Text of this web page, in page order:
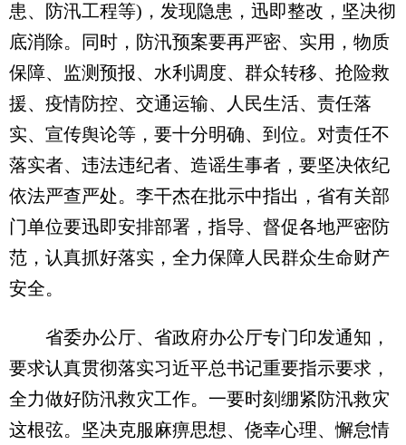
患、防汛工程等)，发现隐患，迅即整改，坚决彻
底消除。同时，防汛预案要再严密、实用，物质
保障、监测预报、水利调度、群众转移、抢险救
援、疫情防控、交通运输、人民生活、责任落
实、宣传舆论等，要十分明确、到位。对责任不
落实者、违法违纪者、造谣生事者，要坚决依纪
依法严查严处。李干杰在批示中指出，省有关部
门单位要迅即安排部署，指导、督促各地严密防
范，认真抓好落实，全力保障人民群众生命财产
安全。
省委办公厅、省政府办公厅专门印发通知，
要求认真贯彻落实习近平总书记重要指示要求，
全力做好防汛救灾工作。一要时刻绷紧防汛救灾
这根弦。坚决克服麻痹思想、侥幸心理、懈怠情